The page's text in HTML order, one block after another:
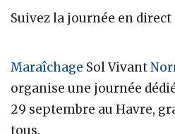
Suivez la journée en direct
Maraîchage Sol Vivant
organise une journée
29 septembre au Havre,
tous.